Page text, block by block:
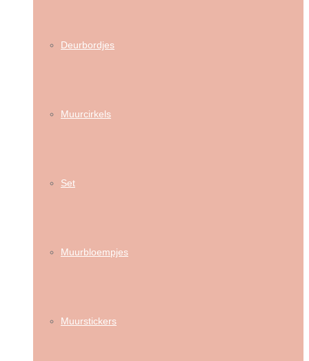
Deurbordjes
Muurcirkels
Set
Muurbloempjes
Muurstickers